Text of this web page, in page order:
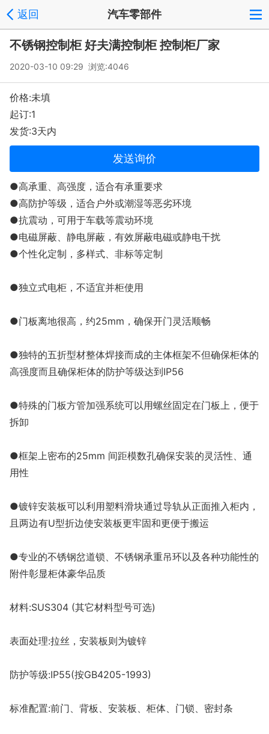
返回 汽车零部件
不锈钢控制柜 好夫满控制柜 控制柜厂家
2020-03-10 09:29 浏览:4046
价格:未填
起订:1
发货:3天内
发送询价
●高承重、高强度，适合有承重要求
●高防护等级，适合户外或潮湿等恶劣环境
●抗震动，可用于车载等震动环境
●电磁屏蔽、静电屏蔽，有效屏蔽电磁或静电干扰
●个性化定制，多样式、非标等定制
●独立式电柜，不适宜并柜使用
●门板离地很高，约25mm，确保开门灵活顺畅
●独特的五折型材整体焊接而成的主体框架不但确保柜体的
高强度而且确保柜体的防护等级达到IP56
●特殊的门板方管加强系统可以用螺丝固定在门板上，便于
拆卸
●框架上密布的25mm 间距模数孔确保安装的灵活性、通
用性
●镀锌安装板可以利用塑料滑块通过导轨从正面推入柜内，
且两边有U型折边使安装板更牢固和更便于搬运
●专业的不锈钢岔道锁、不锈钢承重吊环以及各种功能性的
附件彰显柜体豪华品质
材料:SUS304 (其它材料型号可选)
表面处理:拉丝，安装板则为镀锌
防护等级:IP55(按GB4205-1993)
标准配置:前门、背板、安装板、柜体、门锁、密封条